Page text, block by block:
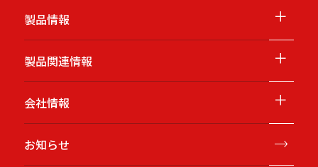
製品情報 ＋
製品関連情報 ＋
会社情報 ＋
お知らせ